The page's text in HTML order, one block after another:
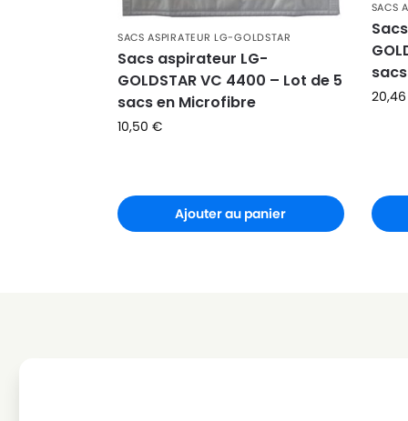
LG-GOLDSTAR
LG-GOLDSTAR PASSION
LG-GOLDSTAR
LG-GOLDSTAR PUNCH
LG-GOLDSTAR
LG-GOLDSTAR REY (Série)
LG-GOLDSTAR
LG-GOLDSTAR T 2750
SACS ASPIRATEUR LG-GOLDSTAR
Sacs aspirateur LG-
GOLDSTAR VC 4400 – Lot de 5
sacs en Microfibre
10,50 €
Ajouter au panier
SACS
20,46